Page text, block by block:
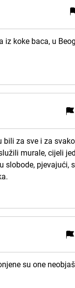
koke baca, u
bili za sve i za
murale, cijeli
slobode, pjevajući,
su one